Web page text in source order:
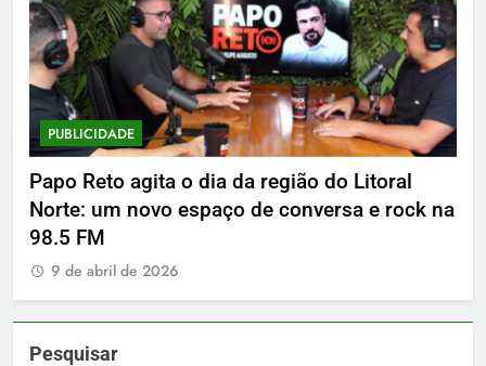
PUBLICIDADE
Papo Reto agita o dia da região do Litoral
Norte: um novo espaço de conversa e rock na
98.5 FM
9 de abril de 2026
Pesquisar